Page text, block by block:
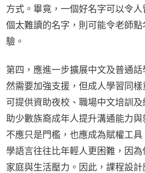
方式。畢竟，一個好名字可以令
個太難讀的名字，則可能令老師
驗。
第四，應進一步擴展中文及普通
然需要加強支援，但成人學習同
可提供資助夜校、職場中文培訓
助少數族裔成年人提升溝通能力
不應只是門檻，也應成為賦權工具
學語言往往比年輕人更困難，因為
家庭與生活壓力。因此，課程設